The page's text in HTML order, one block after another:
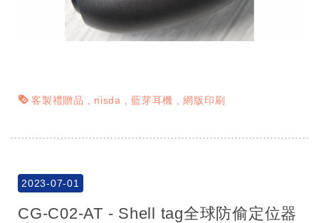
客製禮贈品 nisda 藍芽耳機 網版印刷
2023-07-01
CG-C02-AT - Shell tag全球防偷定位器